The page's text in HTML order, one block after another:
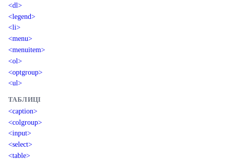
<dl>
<legend>
<li>
<menu>
<menuitem>
<ol>
<optgroup>
<ul>
ТАБЛИЦІ
<caption>
<colgroup>
<input>
<select>
<table>